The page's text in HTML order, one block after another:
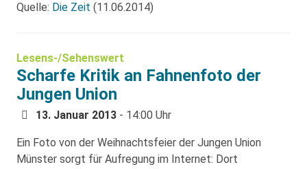
Quelle: Die Zeit (11.06.2014)
Lesens-/Sehenswert
Scharfe Kritik an Fahnenfoto der
Jungen Union
13. Januar 2013 - 14:00 Uhr
Ein Foto von der Weihnachtsfeier der Jungen Union
Münster sorgt für Aufregung im Internet: Dort